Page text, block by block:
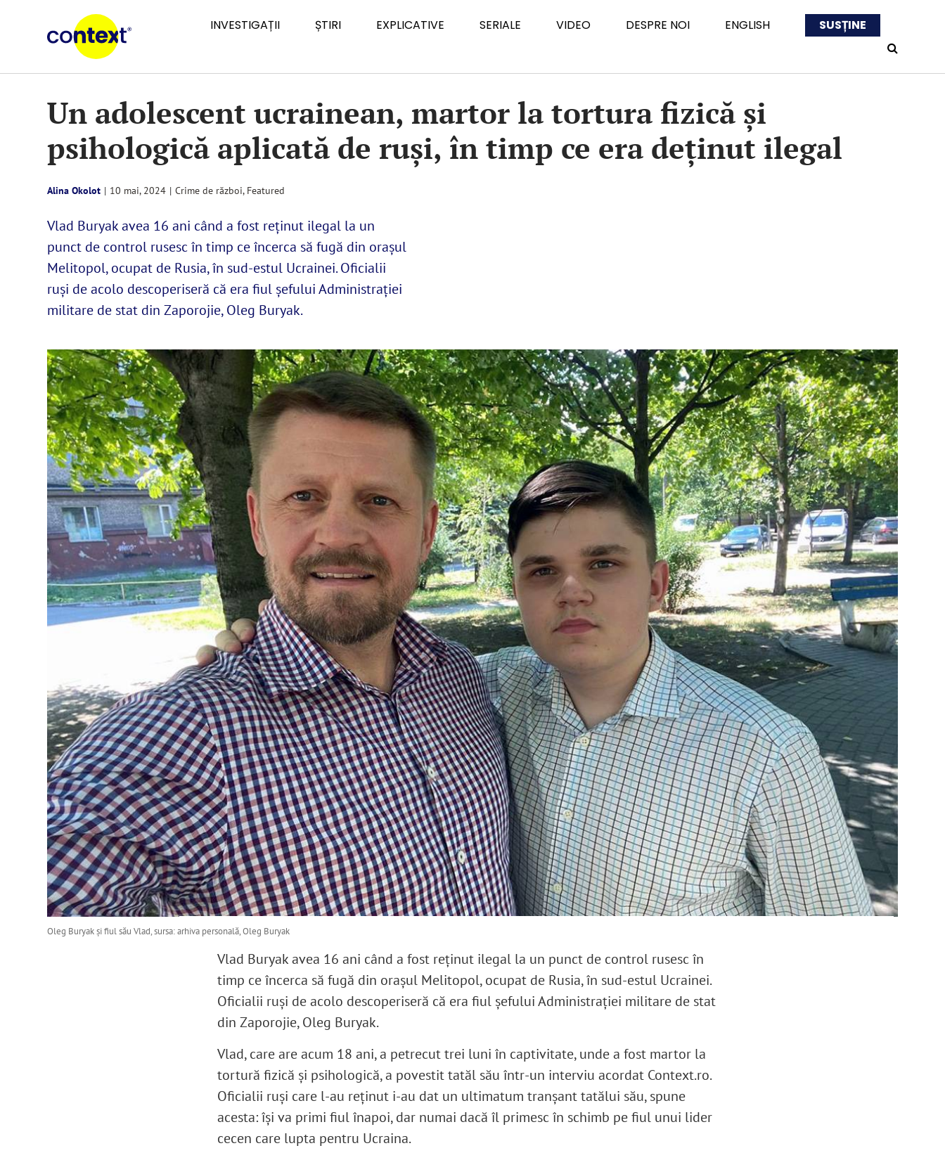
INVESTIGAȚII ȘTIRI EXPLICATIVE SERIALE VIDEO DESPRE NOI ENGLISH SUSȚINE
Un adolescent ucrainean, martor la tortura fizică și
psihologică aplicată de ruși, în timp ce era deținut ilegal
Alina Okolot | 10 mai, 2024 | Crime de război, Featured
Vlad Buryak avea 16 ani când a fost reținut ilegal la un
punct de control rusesc în timp ce încerca să fugă din orașul
Melitopol, ocupat de Rusia, în sud-estul Ucrainei. Oficialii
ruși de acolo descoperiseră că era fiul șefului Administrației
militare de stat din Zaporojie, Oleg Buryak.
Oleg Buryak și fiul său Vlad, sursa: arhiva personală, Oleg Buryak
Vlad Buryak avea 16 ani când a fost reținut ilegal la un punct de control rusesc în
timp ce încerca să fugă din orașul Melitopol, ocupat de Rusia, în sud-estul Ucrainei.
Oficialii ruși de acolo descoperiseră că era fiul șefului Administrației militare de stat
din Zaporojie, Oleg Buryak.
Vlad, care are acum 18 ani, a petrecut trei luni în captivitate, unde a fost martor la
tortură fizică și psihologică, a povestit tatăl său într-un interviu acordat Context.ro.
Oficialii ruși care l-au reținut i-au dat un ultimatum tranșant tatălui său, spune
acesta: își va primi fiul înapoi, dar numai dacă îl primesc în schimb pe fiul unui lider
cecen care lupta pentru Ucraina.